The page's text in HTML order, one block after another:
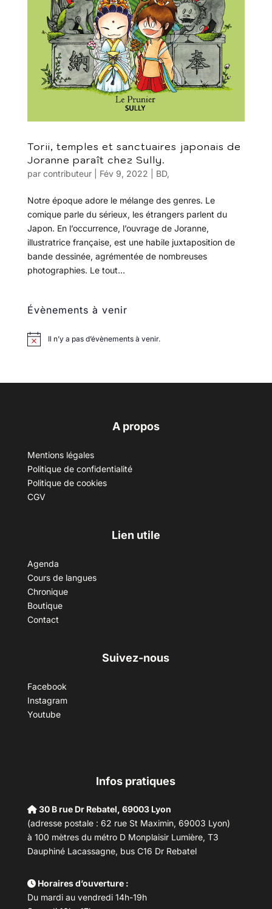
Torii, temples et sanctuaires japonais de
Joranne paraît chez Sully.
par contributeur| Fév 9, 2022 BD,
Notre époque adore le mélange des genres. Le
comique parle du sérieux, les étrangers parlent du
Japon. En l’occurrence, l’ouvrage de Joranne,
illustratrice française, est une habile juxtaposition de
bande dessinée, agrémentée de nombreuses
photographies. Le tout...
Évènements à venir
Il n’y a pas d’évènements à venir.
A propos
Mentions légales
Politique de confidentialité
Politique de cookies
CGV
Lien utile
Agenda
Cours de langues
Chronique
Boutique
Contact
Suivez-nous
Facebook
Instagram
Youtube
Infos pratiques
30 B rue Dr Rebatel, 69003 Lyon
(adresse postale : 62 rue St Maximin, 69003 Lyon)
à 100 mètres du métro D Monplaisir Lumière, T3
Dauphiné Lacassagne, bus C16 Dr Rebatel
Horaires d’ouverture :
Du mardi au vendredi 14h-19h